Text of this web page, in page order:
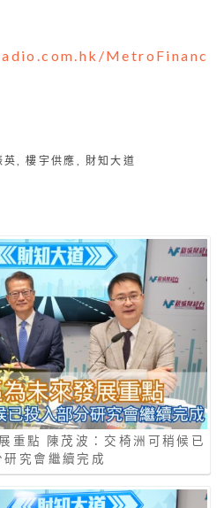
MetroFinanc
英 ,樓宇供應 財知大道
重點 陳茂波：交椅洲可稍候已
研究會繼續完成